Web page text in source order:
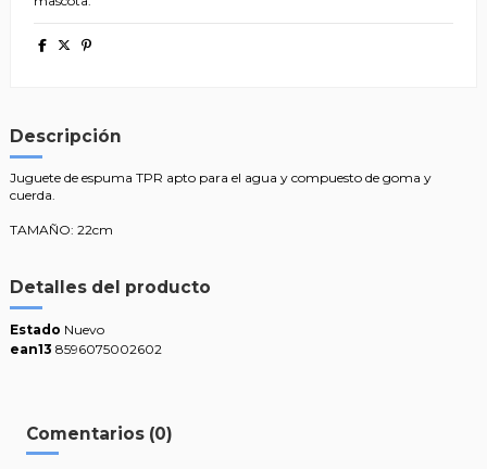
Descripción
Juguete de espuma TPR apto para el agua y compuesto de goma y
cuerda.
TAMAÑO: 22cm
Detalles del producto
Estado Nuevo
ean13 8596075002602
Comentarios (0)